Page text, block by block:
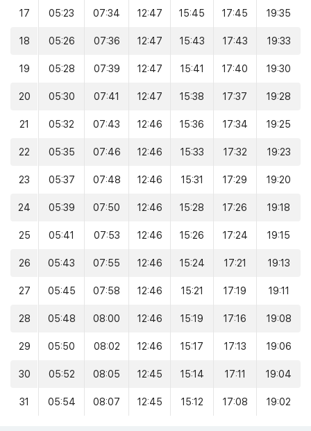
17 05:23 07:34 12:47 15:45 17:45 19:35
18 05:26 07:36 12:47 15:43 17:43 19:33
19 05:28 07:39 12:47 15:41 17:40 19:30
20 05:30 07:41 12:47 15:38 17:37 19:28
21 05:32 07:43 12:46 15:36 17:34 19:25
22 05:35 07:46 12:46 15:33 17:32 19:23
23 05:37 07:48 12:46 15:31 17:29 19:20
24 05:39 07:50 12:46 15:28 17:26 19:18
25 05:41 07:53 12:46 15:26 17:24 19:15
26 05:43 07:55 12:46 15:24 17:21 19:13
27 05:45 07:58 12:46 15:21 17:19 19:11
28 05:48 08:00 12:46 15:19 17:16 19:08
29 05:50 08:02 12:46 15:17 17:13 19:06
30 05:52 08:05 12:45 15:14 17:11 19:04
31 05:54 08:07 12:45 15:12 17:08 19:02